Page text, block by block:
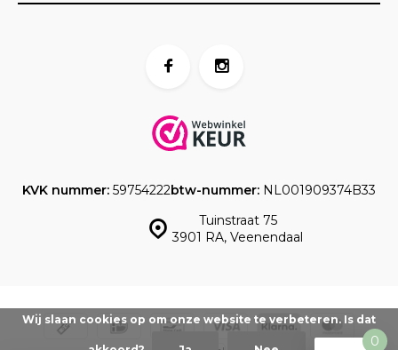
Tuinstraat 75
3901 RA, Veenendaal
KVK nummer: 59754222btw-nummer: NL001909374B33
Wij slaan cookies op om onze website te verbeteren. Is dat
0